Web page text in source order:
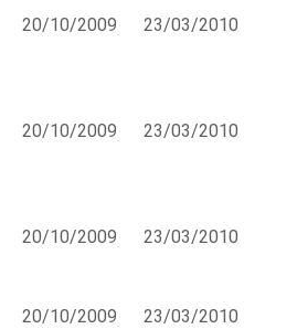
20/10/2009 23/03/2010
20/10/2009 23/03/2010
20/10/2009 23/03/2010
20/10/2009 23/03/2010